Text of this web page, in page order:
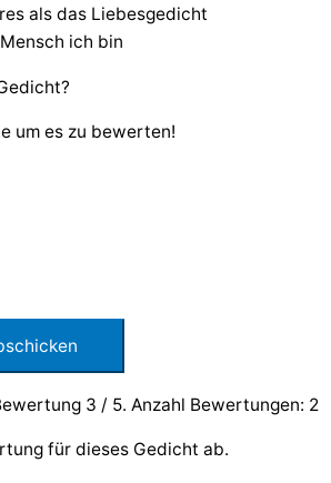
als das Liebesgedicht
ich bin
um es zu bewerten!
3 / 5. Anzahl Bewertungen: 2
für dieses Gedicht ab.